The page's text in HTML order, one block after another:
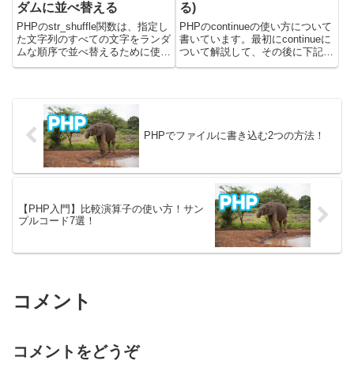
ダムに並べ替える
PHPのstr_shuffle関数は、指定し
た文字列のすべての文字をランダ
ムな順序で並べ替えるために使用
されます。この関数は、パスワー
シャッフルするなど、文字列のラ
ンダム化が必要...
る)
PHPのcontinueの使い方について
書いています。最初にcontinueに
ついて解説して、その後に下記の
内容について書きました。・
PHPでファイルに書き込む2つの方法！
【PHP入門】比較演算子の使い方！サン
プルコード7選！
コメント
コメントをどうぞ